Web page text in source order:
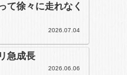
て徐々に走れなく
2026.07.04
急成長
2026.06.06